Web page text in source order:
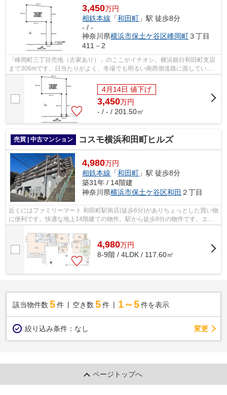
3,450万円
相鉄本線 「和田町 」駅 徒歩8分
- / -
神奈川県横浜市保土ケ谷区峰岡町３丁目
411－2
「峰岡町三丁目売地（古家あり）」のここがイチオシ。横浜銀行和田町支店
まで306mです。日当たりがよく、冬場でも明るい南西側道路に面していま
す。車庫・玄関・階段・地下室を建物と...
4月14日 値下げ
3,450万円
- / - / 201.50㎡
売買 | 中古マンション コスモ横浜和田町ヒルズ
4,980万円
相鉄本線 「和田町 」駅 徒歩8分
築31年 / 14階建
神奈川県横浜市保土ケ谷区和田 ２丁目
近くにはファミリーマート 和田町駅南店(徒歩6分)がありちょっとした買い物
に便利です。快適な地上14階建ての物件。駅から徒歩8分の物件です。エレ
ベーター付きの物件です。快適な住環...
4,980万円
8-9階 / 4LDK / 117.60㎡
該当物件数 5件 空き数 5 件 1～5 件を表示
絞り込み条件： なし 変更
ページトップへ